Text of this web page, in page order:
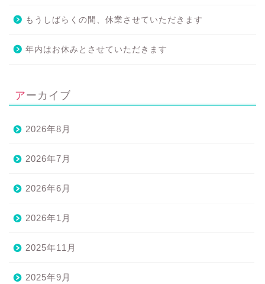
もうしばらくの間、休業させていただきます
年内はお休みとさせていただきます
アーカイブ
2026年8月
2026年7月
2026年6月
2026年1月
2025年11月
2025年9月